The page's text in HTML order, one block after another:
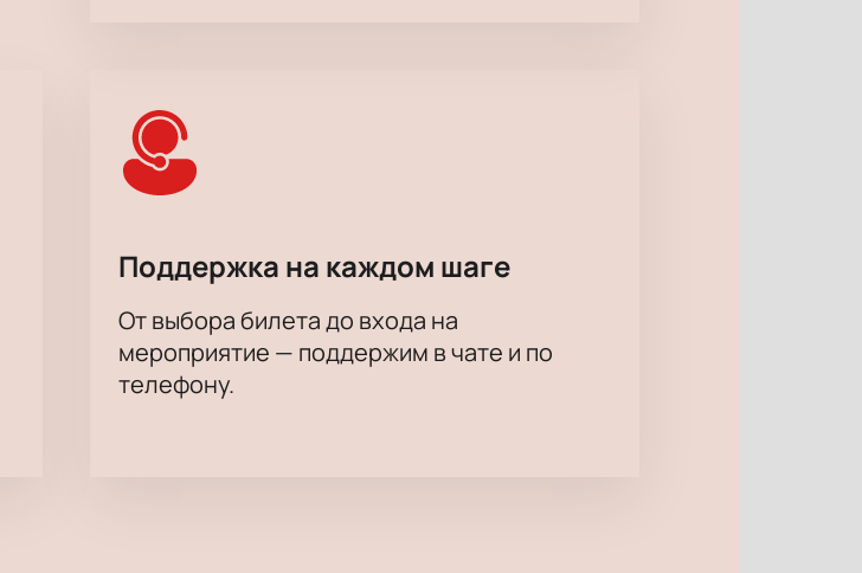
Поддержка на каждом шаге
От выбора билета до входа на
мероприятие — поддержим в чате и по
телефону.